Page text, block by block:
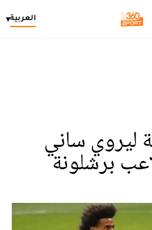
العربية▾
ليروي ساني
برشلونة